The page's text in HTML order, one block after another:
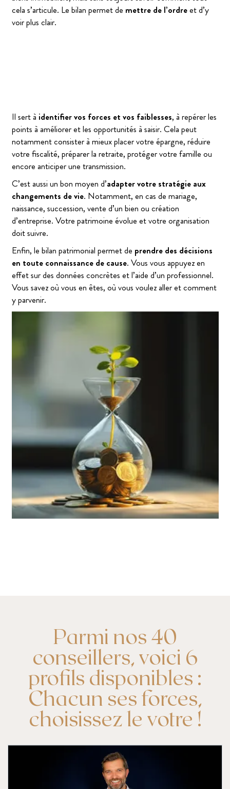
cela s’articule. Le bilan permet de mettre de l’ordreet d’y
voir plus clair.
Il sert à identifier vos forces et vos faiblesses, à repérer les
points à améliorer et les opportunités à saisir. Cela peut
notamment consister à mieux placer votre épargne, réduire
votre fiscalité, préparer la retraite, protéger votre famille ou
encore anticiper une transmission.
C’est aussi un bon moyen d’adapter votre stratégie aux
changements de vie. Notamment, en cas de mariage,
naissance, succession, vente d’un bien ou création
d’entreprise. Votre patrimoine évolue et votre organisation
doit suivre.
Enfin, le bilan patrimonial permet de prendre des décisions
en toute connaissance de cause. Vous vous appuyez en
effet sur des données concrètes et l’aide d’un professionnel.
Vous savez où vous en êtes, où vous voulez aller et comment
y parvenir.
Parmi nos 40
conseillers, voici 6
profils disponibles :
Chacun ses forces,
choisissez le votre !